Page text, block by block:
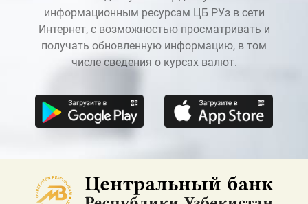
информационным ресурсам ЦБ РУз в сети
Интернет, с возможностью просматривать и
получать обновленную информацию, в том
числе сведения о курсах валют.